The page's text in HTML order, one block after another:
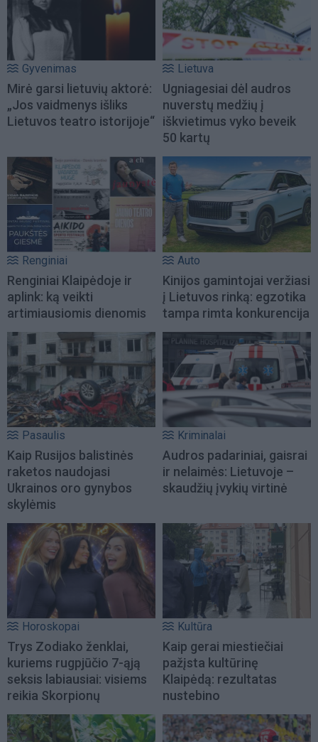
Gyvenimas
Mirė garsi lietuvių aktorė:
„Jos vaidmenys išliks
Lietuvos teatro istorijoje“
Lietuva
Ugniagesiai dėl audros
nuverstų medžių į
iškvietimus vyko beveik
50 kartų
Renginiai
Renginiai Klaipėdoje ir
aplink: ką veikti
artimiausiomis dienomis
Auto
Kinijos gamintojai veržiasi
į Lietuvos rinką: egzotika
tampa rimta konkurencija
Pasaulis
Kaip Rusijos balistinės
raketos naudojasi
Ukrainos oro gynybos
skylėmis
Kriminalai
Audros padariniai, gaisrai
ir nelaimės: Lietuvoje –
skaudžių įvykių virtinė
Horoskopai
Trys Zodiako ženklai,
kuriems rugpjūčio 7-ąją
seksis labiausiai: visiems
reikia Skorpionų
Kultūra
Kaip gerai miestiečiai
pažįsta kultūrinę
Klaipėdą: rezultatas
nustebino